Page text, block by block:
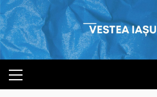
Skip
to
content
PRIMARY
MENU